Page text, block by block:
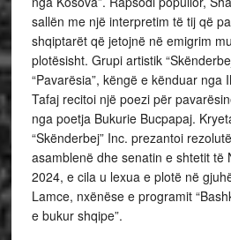
sallën me një interpretim të tij që
shqiptarët që jetojnë në emigrim
plotësisht. Grupi artistik
“Pavarësia”, këngë e kënduar nga
Tafaj recitoi një poezi për
nga poetja Bukurie Bucpapaj.
“Skënderbej” Inc. prezantoi
asamblenë dhe senatin e shtetit të
2024, e cila u lexua e plotë në
Lamce, nxënëse e programit
e bukur shqipe”.